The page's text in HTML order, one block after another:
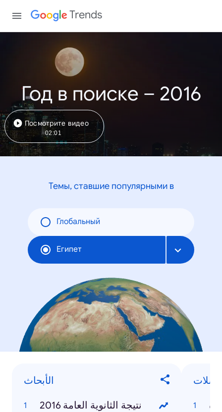
Trends
Год в поиске – 2016
Посмотрите видео
02:01
Темы, ставшие популярными в
Глобальный
Египет
الأبحاث
نتيجة الثانوية العامة 2016